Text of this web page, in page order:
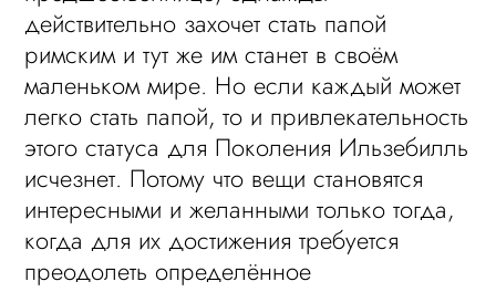
действительно захочет стать папой
римским и тут же им станет в своём
маленьком мире. Но если каждый может
легко стать папой, то и привлекательность
этого статуса для Поколения Ильзебилль
исчезнет. Потому что вещи становятся
интересными и желанными только тогда,
когда для их достижения требуется
преодолеть определённое